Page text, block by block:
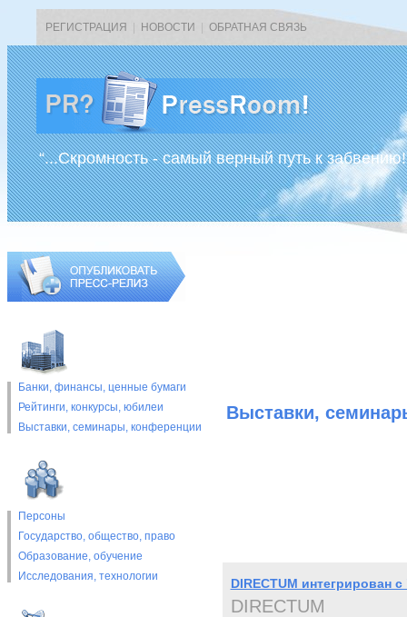
РЕГИСТРАЦИЯ НОВОСТИ ОБРАТНАЯ СВЯЗЬ
“...Скромность - самый верный путь к
Банки, финансы, ценные бумаги
Рейтинги, конкурсы, юбилеи
Выставки, cеминары, конференции
Персоны
Государство, общество, право
Образование, обучение
Исследования, технологии
Выставки,
DIRECTUM интегрирован
DIRECTUM